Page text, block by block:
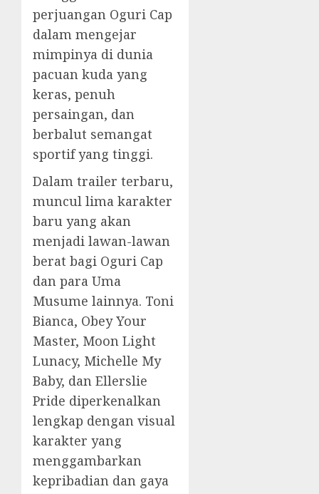
perjuangan Oguri Cap
dalam mengejar
mimpinya di dunia
pacuan kuda yang
keras, penuh
persaingan, dan
berbalut semangat
sportif yang tinggi.
Dalam trailer terbaru,
muncul lima karakter
baru yang akan
menjadi lawan-lawan
berat bagi Oguri Cap
dan para Uma
Musume lainnya. Toni
Bianca, Obey Your
Master, Moon Light
Lunacy, Michelle My
Baby, dan Ellerslie
Pride diperkenalkan
lengkap dengan visual
karakter yang
menggambarkan
kepribadian dan gaya